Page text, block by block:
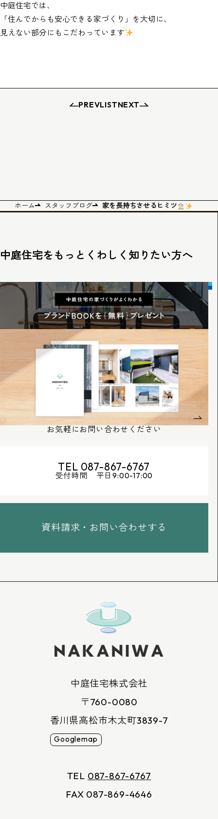
中庭住宅では、
「住んでからも安心できる家づくり」を大切に、
見えない部分にもこだわっています
PREVLISTNEXT
ホーム スタッフブログ 家を長持ちさせるヒミツ
中庭住宅をもっとくわしく知りたい方へ
お気軽にお問い合わせください
TEL 087-867-6767
受付時間 平日9:00-17:00
資料請求・お問い合わせする
中庭住宅株式会社
〒760-0080
香川県高松市木太町3839-7
Googlemap
TEL 087-867-6767
FAX 087-869-4646